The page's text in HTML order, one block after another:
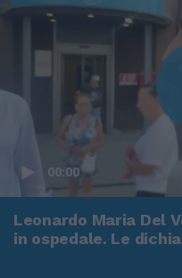
00:00
Leonardo Maria Del
in ospedale. Le